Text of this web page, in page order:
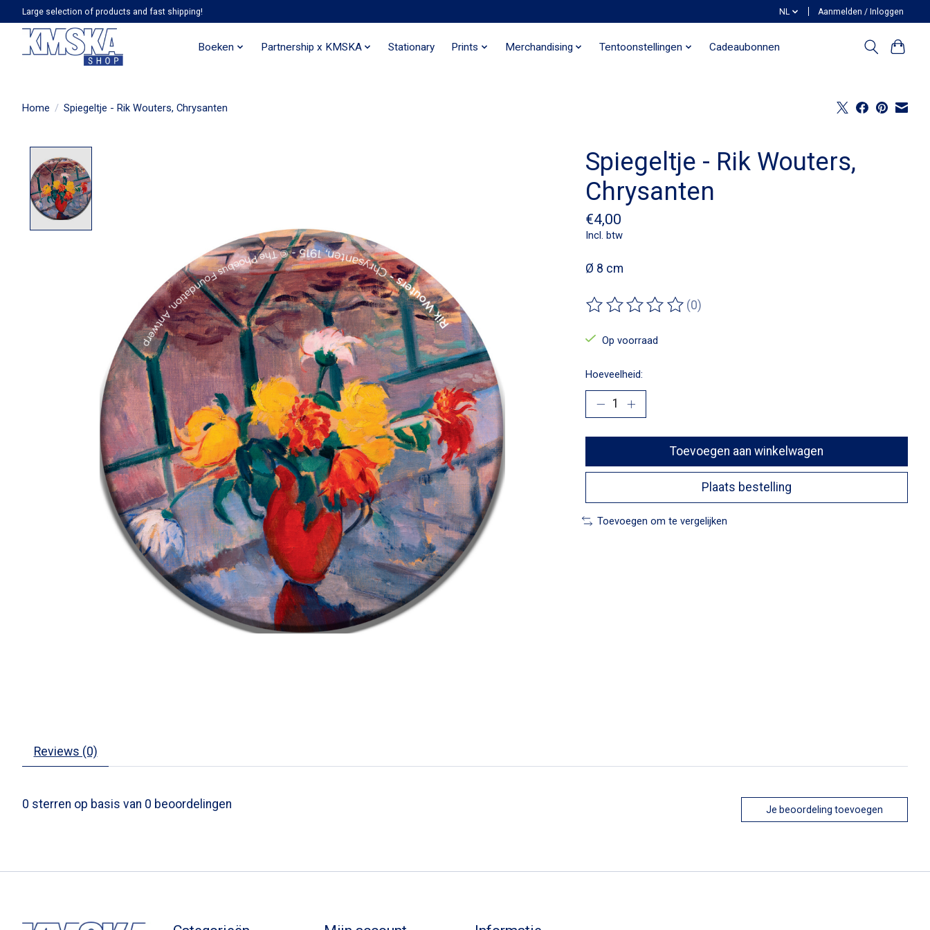
Large selection of products and fast shipping! NL Aanmelden / Inloggen
Boeken Partnership x KMSKA Stationary Prints Merchandising Tentoonstellingen Cadeaubonnen
Home / Spiegeltje - Rik Wouters, Chrysanten
Spiegeltje - Rik Wouters,
Chrysanten
€4,00
Incl. btw
Ø 8 cm
De beoordeling van dit product is
(0)
Op voorraad
Hoeveelheid:
Toevoegen aan winkelwagen
Plaats bestelling
Toevoegen om te vergelijken
Reviews (0)
0 sterren op basis van 0 beoordelingen Je beoordeling toevoegen